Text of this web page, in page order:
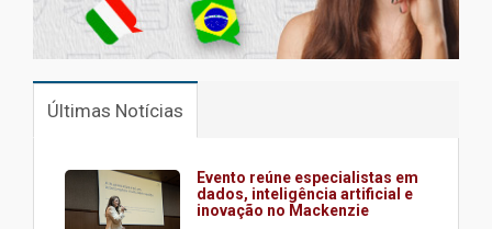
Últimas Notícias
Evento reúne especialistas em
dados, inteligência artificial e
inovação no Mackenzie